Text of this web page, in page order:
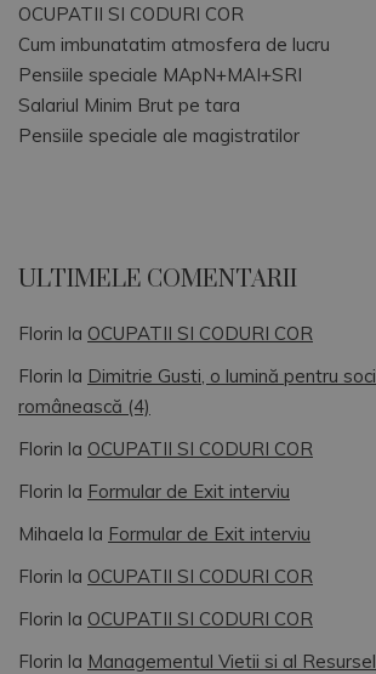
OCUPATII SI CODURI COR
Cum imbunatatim atmosfera de lucru
Pensiile speciale MApN+MAI+SRI
Salariul Minim Brut pe tara
Pensiile speciale ale magistratilor
ULTIMELE COMENTARII
Florin la OCUPATII SI CODURI COR
Florin la Dimitrie Gusti, o lumină pentru
românească (4)
Florin la OCUPATII SI CODURI COR
Florin la Formular de Exit interviu
Mihaela la Formular de Exit interviu
Florin la OCUPATII SI CODURI COR
Florin la OCUPATII SI CODURI COR
Florin la Managementul Vietii si al